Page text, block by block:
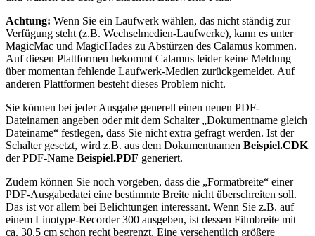
Achtung: Wenn Sie ein Laufwerk wählen, das nicht ständig zur
Verfügung steht (z.B. Wechselmedien-Laufwerke), kann es unter
MagicMac und MagicHades zu Abstürzen des Calamus kommen.
Auf diesen Plattformen bekommt Calamus leider keine Meldung
über momentan fehlende Laufwerk-Medien zurückgemeldet. Auf
anderen Plattformen besteht dieses Problem nicht.
Sie können bei jeder Ausgabe generell einen neuen PDF-
Dateinamen angeben oder mit dem Schalter Dokumentname gleich
Dateiname
festlegen, dass Sie nicht extra gefragt werden. Ist der
Schalter gesetzt, wird z.B. aus dem Dokumentnamen Beispiel.CDK
der PDF-Name Beispiel.PDF generiert.
Zudem können Sie noch vorgeben, dass die
Formatbreite
einer
PDF-Ausgabedatei eine bestimmte Breite nicht überschreiten soll.
Das ist vor allem bei Belichtungen interessant. Wenn Sie z.B. auf
einem Linotype-Recorder 300 ausgeben, ist dessen Filmbreite mit
ca. 30,5 cm schon recht begrenzt. Eine versehentlich größere